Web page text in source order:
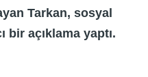
Tarkan, sosyal
bir açıklama yaptı.